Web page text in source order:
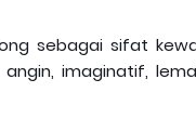
sebagai sifat
imaginatif,